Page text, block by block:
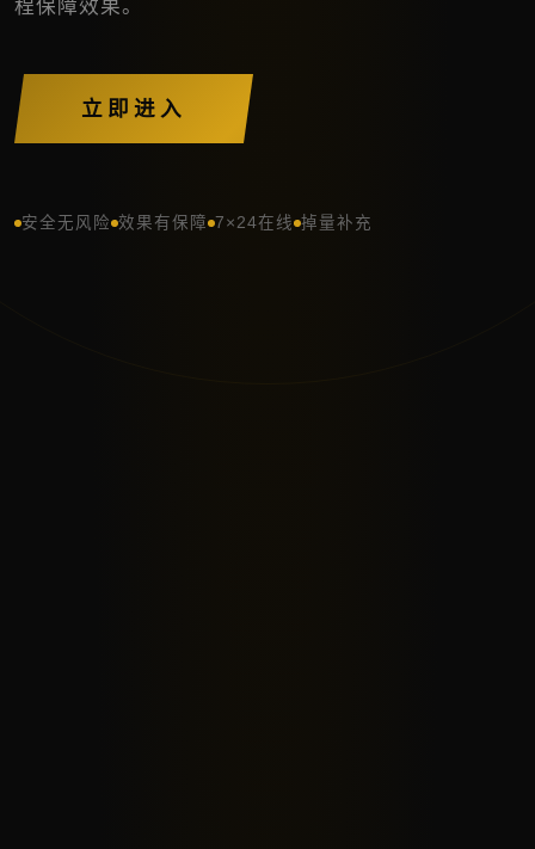
程保障效果。
立即进入
安全无风险 效果有保障 7×24在线 掉量补充